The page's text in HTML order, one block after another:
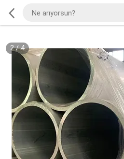
2/4